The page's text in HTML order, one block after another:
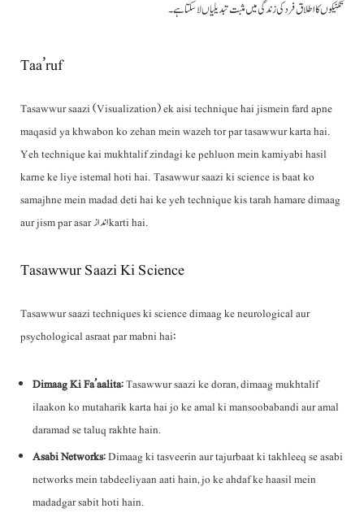
تکنیکوں کا اطلاق فرد کی زندگی میں مثبت تبدیلیاں لا سکتا ہے۔
Taa’ruf
Tasawwur saazi (Visualization) ek aisi technique hai jismein fard apne
maqasid ya khwabon ko zehan mein wazeh tor par tasawwur karta hai.
Yeh technique kai mukhtalif zindagi ke pehluon mein kamiyabi hasil
karne ke liye istemal hoti hai. Tasawwur saazi ki science is baat ko
samajhne mein madad deti hai ke yeh technique kis tarah hamare dimaag
aur jism par asar انداز karti hai.
Tasawwur Saazi Ki Science
Tasawwur saazi techniques ki science dimaag ke neurological aur
psychological asraat par mabni hai:
Dimaag Ki Fa’aalita: Tasawwur saazi ke doran, dimaag mukhtalif
ilaakon ko mutaharik karta hai jo ke amal ki mansoobabandi aur amal
daramad se taluq rakhte hain.
Asabi Networks: Dimaag ki tasveerin aur tajurbaat ki takhleeq se asabi
networks mein tabdeeliyaan aati hain, jo ke ahdaf ke haasil mein
madadgar sabit hoti hain.